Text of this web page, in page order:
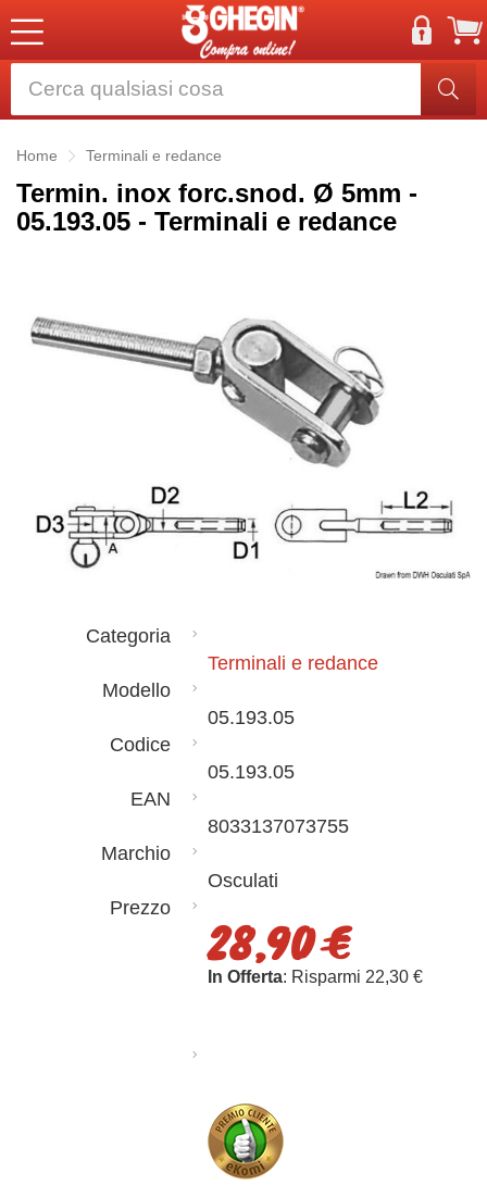
Home Terminali e redance
Termin. inox forc.snod. Ø 5mm -
05.193.05 - Terminali e redance
Categoria
Terminali e redance
Modello
05.193.05
Codice
05.193.05
EAN
8033137073755
Marchio
Osculati
Prezzo
28,90 €
In Offerta: Risparmi 22,30 €